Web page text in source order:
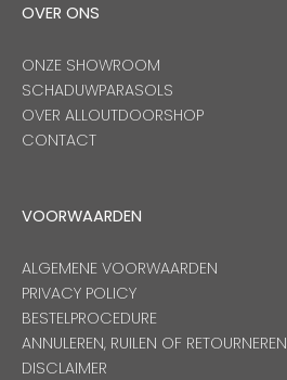
OVER ONS
ONZE SHOWROOM
SCHADUWPARASOLS
OVER ALLOUTDOORSHOP
CONTACT
VOORWAARDEN
ALGEMENE VOORWAARDEN
PRIVACY POLICY
BESTELPROCEDURE
ANNULEREN, RUILEN OF RETOURNEREN
DISCLAIMER